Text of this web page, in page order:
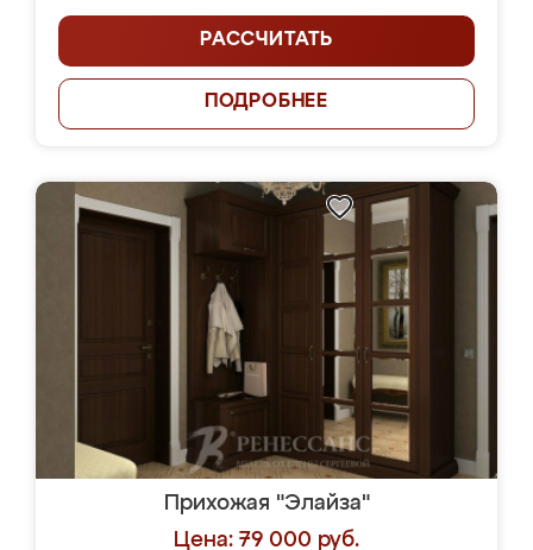
РАССЧИТАТЬ
ПОДРОБНЕЕ
Прихожая "Элайза"
Цена: 79 000 руб.